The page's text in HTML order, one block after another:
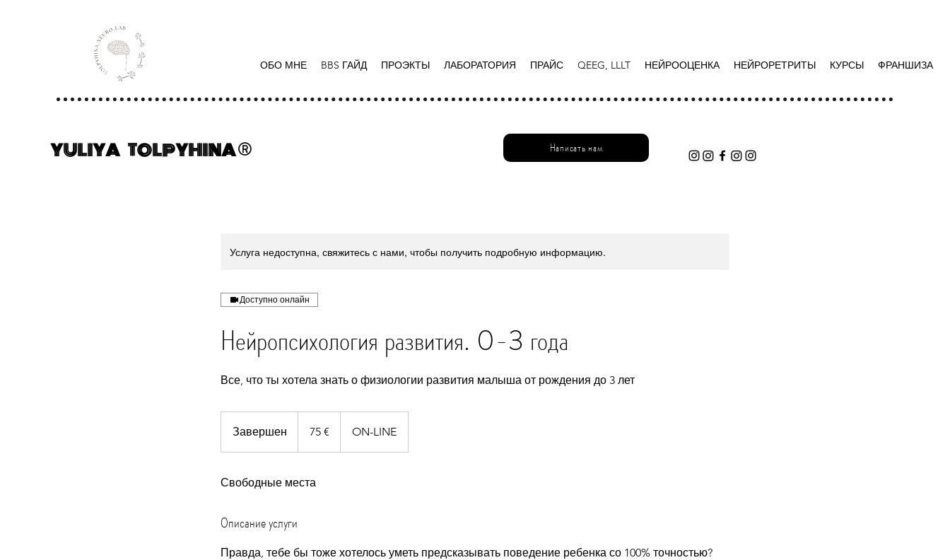
ОБО МНЕ BBS ГАЙД ПРОЭКТЫ ЛАБОРАТОРИЯ ПРАЙС QEEG, LLLT НЕЙРООЦЕНКА НЕЙРОРЕТРИТЫ КУРСЫ ФРАНШИЗА
YULIYA TOLPYHINA ® Написать нам
Услуга недоступна, свяжитесь с нами, чтобы получить подробную информацию.
Доступно онлайн
Нейропсихология развития. 0-3 года
Все, что ты хотела знать о физиологии развития малыша от рождения до 3 лет
Завершен
а
е
н
75 € ON-LINE
Свободные места
Описание услуги
Правда, тебе бы тоже хотелось уметь предсказывать поведение ребенка со 100% точностью?